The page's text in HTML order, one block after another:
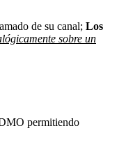
de su canal; Los
sobre un
permitiendo